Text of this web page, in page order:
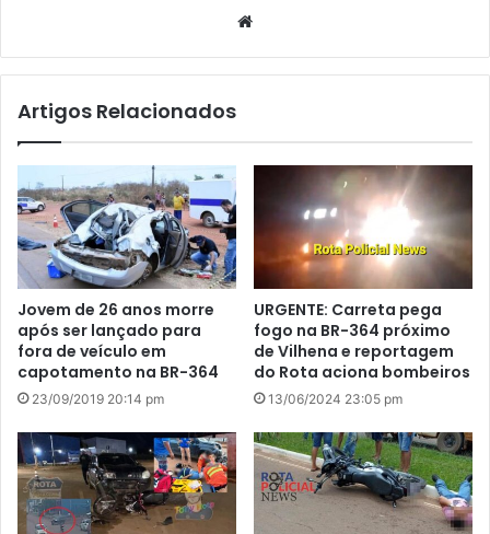
te
Artigos Relacionados
Jovem de 26 anos morre
após ser lançado para
fora de veículo em
capotamento na BR-364
23/09/2019 20:14 pm
URGENTE: Carreta pega
fogo na BR-364 próximo
de Vilhena e reportagem
do Rota aciona bombeiros
13/06/2024 23:05 pm